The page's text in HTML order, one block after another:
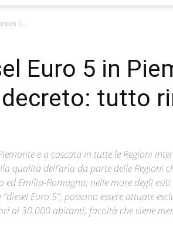
dalle
Città
il...
Euro 5 in
tutto
e a cascata in tutte le Regioni
qualità dell’aria da parte delle Regioni
ed Emilia-Romagna; nelle more degli
Euro 5”, possono essere attuate
ai 30.000 abitanti; facoltà che viene